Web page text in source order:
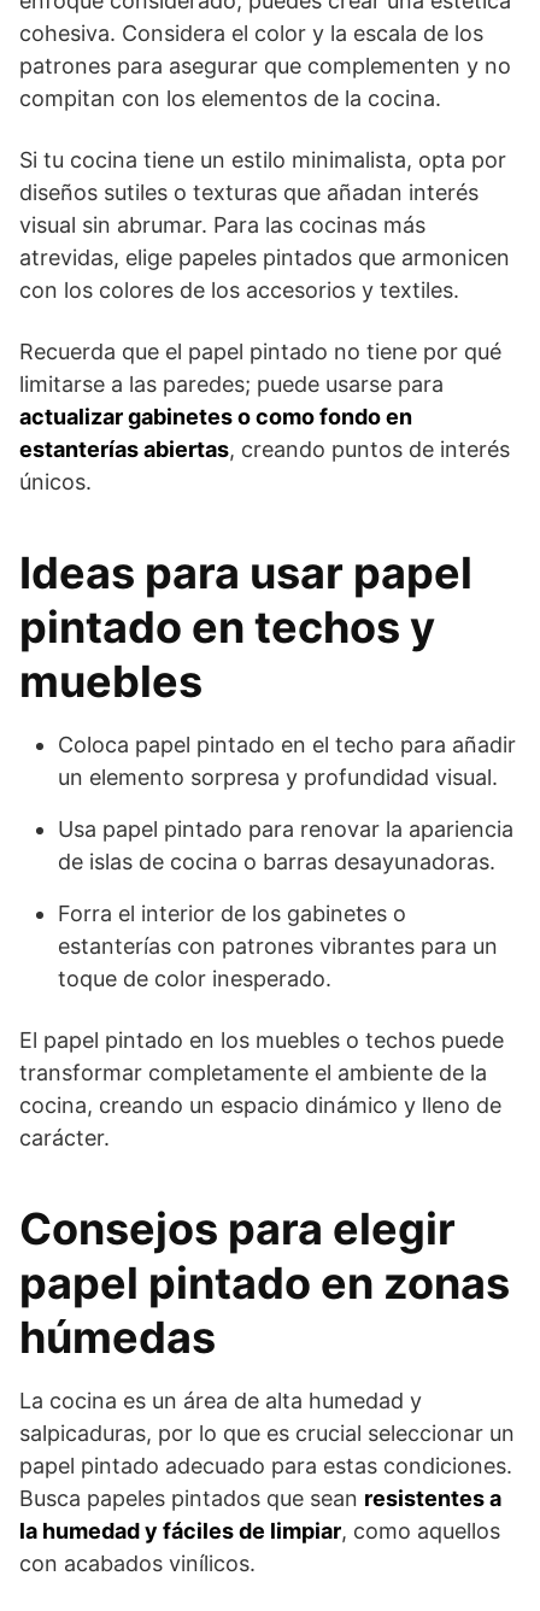
cohesiva. Considera el color y la escala de los
patrones para asegurar que complementen y no
compitan con los elementos de la cocina.
Si tu cocina tiene un estilo minimalista, opta por
diseños sutiles o texturas que añadan interés
visual sin abrumar. Para las cocinas más
atrevidas, elige papeles pintados que armonicen
con los colores de los accesorios y textiles.
Recuerda que el papel pintado no tiene por qué
limitarse a las paredes; puede usarse para
actualizar gabinetes o como fondo en
estanterías abiertas, creando puntos de interés
únicos.
Ideas para usar papel
pintado en techos y
muebles
Coloca papel pintado en el techo para añadir
un elemento sorpresa y profundidad visual.
Usa papel pintado para renovar la apariencia
de islas de cocina o barras desayunadoras.
Forra el interior de los gabinetes o
estanterías con patrones vibrantes para un
toque de color inesperado.
El papel pintado en los muebles o techos puede
transformar completamente el ambiente de la
cocina, creando un espacio dinámico y lleno de
carácter.
Consejos para elegir
papel pintado en zonas
húmedas
La cocina es un área de alta humedad y
salpicaduras, por lo que es crucial seleccionar un
papel pintado adecuado para estas condiciones.
Busca papeles pintados que sean resistentes a
la humedad y fáciles de limpiar, como aquellos
con acabados vinílicos.